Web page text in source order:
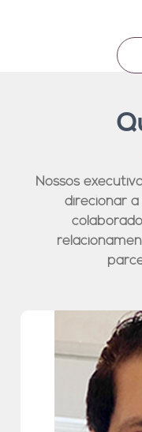
Nossos
direcionar